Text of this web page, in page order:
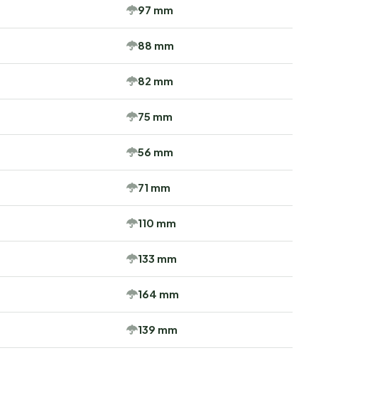
97 mm
88 mm
82 mm
75 mm
56 mm
71 mm
110 mm
133 mm
164 mm
139 mm